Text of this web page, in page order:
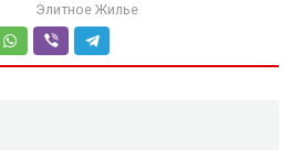
Элитное Жилье